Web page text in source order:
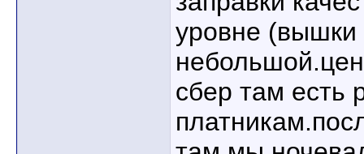
уровне (вышки
сбер там есть